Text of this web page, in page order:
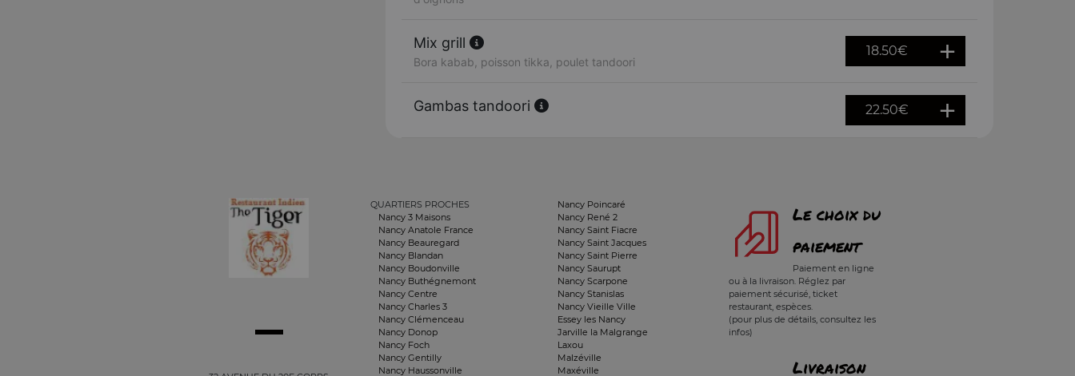
Mix grill
Bora kabab, poisson tikka, poulet tandoori
18.50€
Gambas tandoori 22.50€
QUARTIERS PROCHES
Nancy 3 Maisons
Nancy Anatole France
Nancy Beauregard
Nancy Blandan
Nancy Boudonville
Nancy Buthégnemont
Nancy Centre
Nancy Charles 3
Nancy Clémenceau
Nancy Donop
Nancy Foch
Nancy Gentilly
Nancy Haussonville
Nancy Poincaré
Nancy René 2
Nancy Saint Fiacre
Nancy Saint Jacques
Nancy Saint Pierre
Nancy Saurupt
Nancy Scarpone
Nancy Stanislas
Nancy Vieille Ville
Essey les Nancy
Jarville la Malgrange
Laxou
Malzéville
Maxéville
Le choix du
paiement
Paiement en ligne
ou à la livraison. Réglez par
paiement sécurisé, ticket
restaurant, espèces.
(pour plus de détails, consultez les
infos)
Livraison